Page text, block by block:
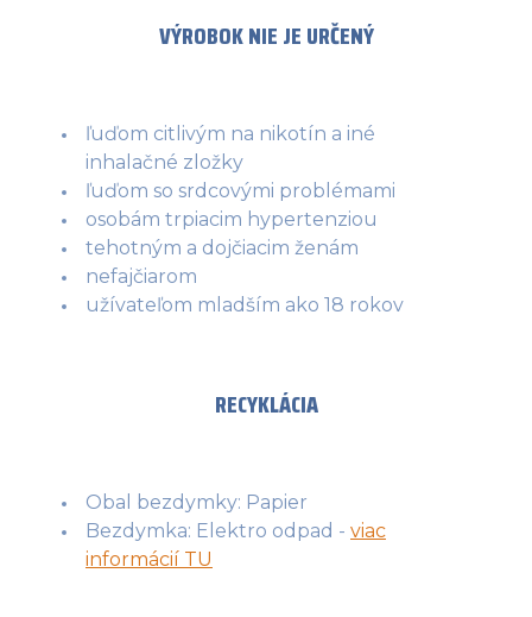
VÝROBOK NIE JE URČENÝ
ľuďom citlivým na nikotín a iné
inhalačné zložky
ľuďom so srdcovými problémami
osobám trpiacim hypertenziou
tehotným a dojčiacim ženám
nefajčiarom
užívateľom mladším ako 18 rokov
RECYKLÁCIA
Obal bezdymky: Papier
Bezdymka: Elektro odpad - viac
informácií TU